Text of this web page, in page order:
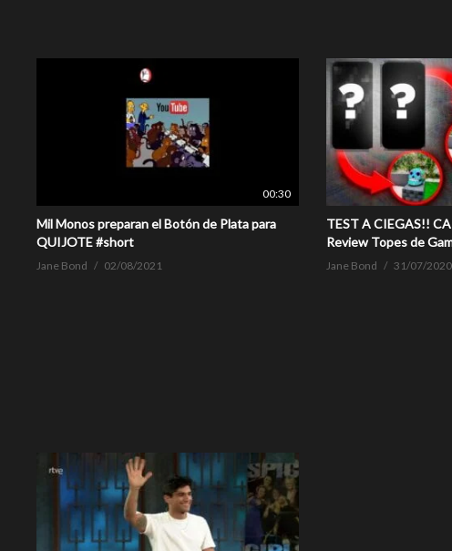
00:30
Mil Monos preparan el Botón de Plata para
QUIJOTE #short
Jane Bond 02/08/2021
TEST A CIEGAS!!
Review Topes de
Jane Bond 31/07/2020